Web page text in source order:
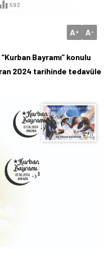
593
A+ A-
Bayramı” konulu
2024 tarihinde tedavüle